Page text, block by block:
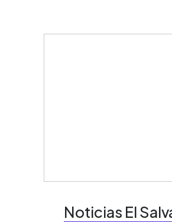
Noticias El